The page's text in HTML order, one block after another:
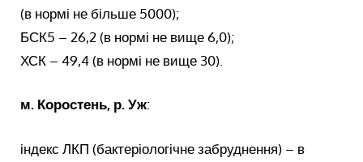
(в нормі не більше 5000);
БСК5 – 26,2 (в нормі не вище 6,0);
ХСК – 49,4 (в нормі не вище 30).
м. Коростень, р. Уж:
індекс ЛКП (бактеріологічне забруднення) – в